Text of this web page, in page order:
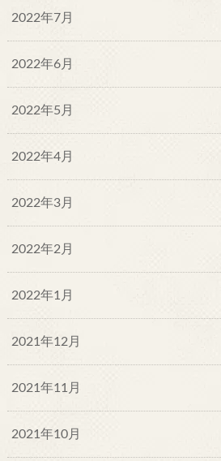
2022年7月
2022年6月
2022年5月
2022年4月
2022年3月
2022年2月
2022年1月
2021年12月
2021年11月
2021年10月